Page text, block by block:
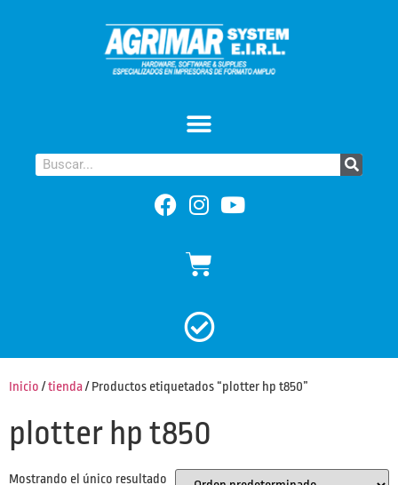
Inicio/tienda/ Productos etiquetados “plotter hp t850”
plotter hp t850
Mostrando el único resultado